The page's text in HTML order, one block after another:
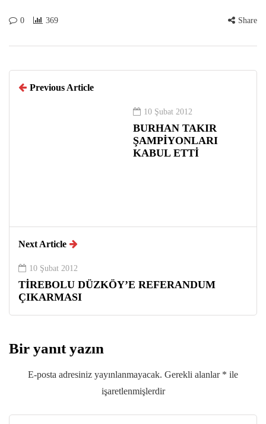
0 369 Share
Previous Article
10 Şubat 2012
BURHAN TAKIR
ŞAMPİYONLARI
KABUL ETTİ
Next Article
10 Şubat 2012
TİREBOLU DÜZKÖY’E REFERANDUM
ÇIKARMASI
Bir yanıt yazın
E-posta adresiniz yayınlanmayacak. Gerekli alanlar * ile
işaretlenmişlerdir